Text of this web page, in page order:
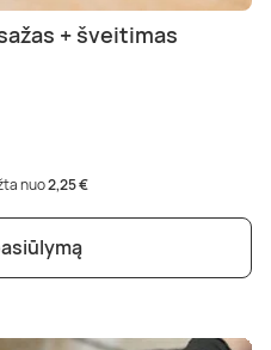
+ šveitimas
nuo2,25 €